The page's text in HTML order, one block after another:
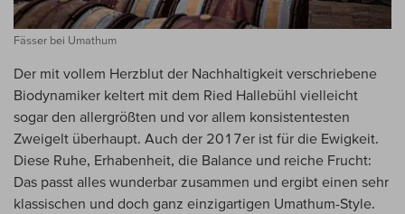
Fässer bei Umathum
Der mit vollem Herzblut der Nachhaltigkeit verschriebene
Biodynamiker keltert mit dem Ried Hallebühl vielleicht
sogar den allergrößten und vor allem konsistentesten
Zweigelt überhaupt. Auch der 2017er ist für die Ewigkeit.
Diese Ruhe, Erhabenheit, die Balance und reiche Frucht:
Das passt alles wunderbar zusammen und ergibt einen sehr
klassischen und doch ganz einzigartigen Umathum-Style.